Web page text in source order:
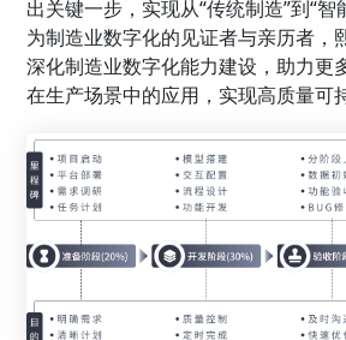
出关键一步，实现从“传统制造”到“
为制造业数字化的见证者与亲历者，
深化制造业数字化能力建设，助力更
在生产场景中的应用，实现高质量可